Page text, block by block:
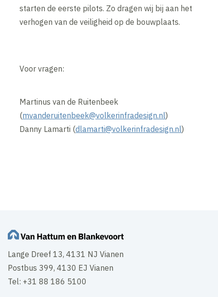
starten de eerste pilots. Zo dragen wij bij aan het
verhogen van de veiligheid op de bouwplaats.
Voor vragen:
Martinus van de Ruitenbeek
(mvanderuitenbeek@volkerinfradesign.nl)
Danny Lamarti (dlamarti@volkerinfradesign.nl)
Lange Dreef 13, 4131 NJ Vianen
Postbus 399, 4130 EJ Vianen
Tel: +31 88 186 5100